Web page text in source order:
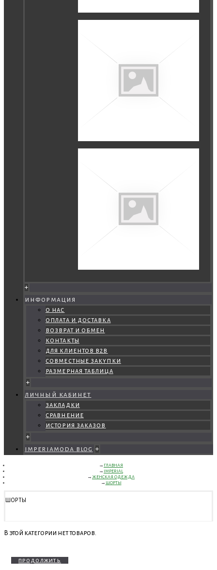
+
информация
о нас
оплата и доставка
возврат и обмен
контакты
для клиентов b2b
совместные закупки
размерная таблица
+
личный кабинет
закладки
сравнение
история заказов
+
imperiamoda blog +
ГЛАВНАЯ
IMPERIAL
ЖЕНСКАЯ ОДЕЖДА
ШОРТЫ
ШОРТЫ
В этой категории нет товаров.
продолжить